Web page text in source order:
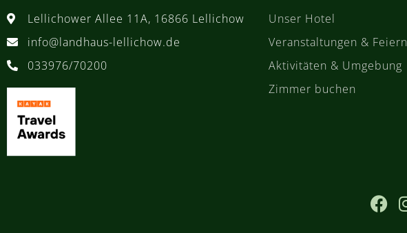
Lellichower Allee 11A, 16866 Lellichow
info@landhaus-lellichow.de
033976/70200
Unser Hotel
Veranstaltungen & Feiern
Aktivitäten & Umgebung
Zimmer buchen